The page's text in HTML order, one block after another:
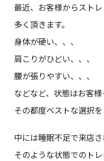
最近、お客様からスト
多く頂きます。
身体が硬い、、、
肩こりがひどい、、、
腰が張りやすい、、、
などなど、状態はお客様
その都度ベストな選択を
中には睡眠不足で来店
そのような状態でのト